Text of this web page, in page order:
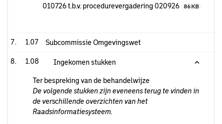
010726 t.b.v. procedurevergadering 020926
86 KB
1.07 Subcommissie Omgevingswet
1.08 Ingekomen stukken
Ter bespreking van de behandelwijze
De volgende stukken zijn eveneens terug te vinden in
de verschillende overzichten van het
Raadsinformatiesysteem.